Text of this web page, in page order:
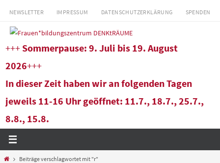
Zum
springen
NEWSLETTER IMPRESSUM DATENSCHUTZERKLÄRUNG SPENDEN
+++ Sommerpause: 9. Juli bis 19. August
2026+++
In dieser Zeit haben wir an folgenden Tagen
jeweils 11-16 Uhr geöffnet: 11.7., 18.7., 25.7.,
8.8., 15.8.
StartBeiträge verschlagwortet mit "r"